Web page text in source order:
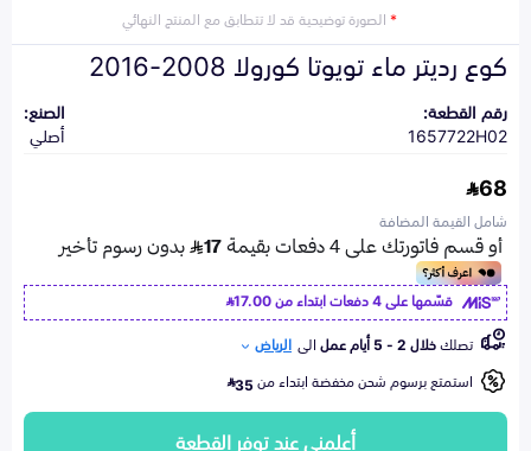
*الصورة توضيحية قد لا تتطابق مع المنتج النهائي
كوع رديتر ماء تويوتا كورولا 2008-2016
رقم القطعة:
1657722H02
الصنع:
أصلي
68
شامل القيمة المضافة
قسّمها على 4 دفعات ابتداء من
17.00
تصلكخلال 2 - 5 أيام عمل الى الرياض
استمتع برسوم شحن مخفضة ابتداء من35
أعلمني عند توفر القطعة